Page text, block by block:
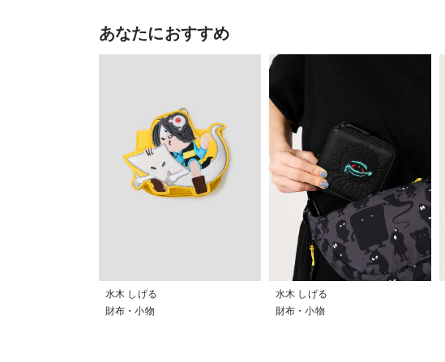
あなたにおすすめ
水木 しげる
財布・小物
水木 しげる
財布・小物